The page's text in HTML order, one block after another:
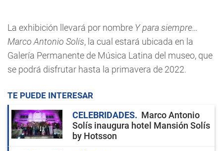
La exhibición llevará por nombre Y para siempre…
Marco Antonio Solís, la cual estará ubicada en la
Galería Permanente de Música Latina del museo, que
se podrá disfrutar hasta la primavera de 2022.
TE PUEDE INTERESAR
CELEBRIDADES
Marco Antonio
Solís inaugura hotel Mansión Solís
by Hotsson